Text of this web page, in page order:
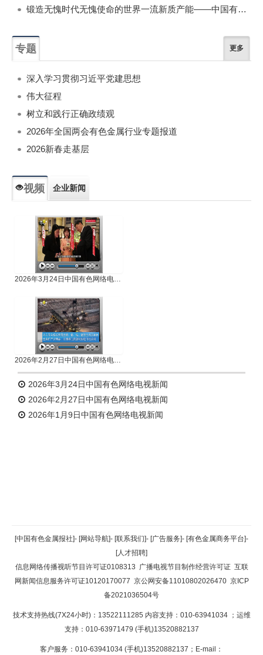
锻造无愧时代无愧使命的世界一流新质产能——中国有色金属工业的战略应对与破局之道（二）
专题 更多
深入学习贯彻习近平党建思想
伟大征程
树立和践行正确政绩观
2026年全国两会有色金属行业专题报道
2026新春走基层
视频 企业新闻
2026年3月24日中国有色网络电视新闻
2026年2月27日中国有色网络电视新闻
2026年3月24日中国有色网络电视新闻
2026年2月27日中国有色网络电视新闻
2026年1月9日中国有色网络电视新闻
返回顶部
返回首页
[中国有色金属报社]- [网站导航]- [联系我们]- [广告服务]- [有色金属商务平台]-
[人才招聘]
信息网络传播视听节目许可证0108313 广播电视节目制作经营许可证 互联
网新闻信息服务许可证10120170077 京公网安备11010802026470 京ICP
备2021036504号
技术支持热线(7X24小时)：13522111285 内容支持：010-63941034 ；运维
支持：010-63971479 (手机)13520882137
客户服务：010-63941034 (手机)13520882137；E-mail：